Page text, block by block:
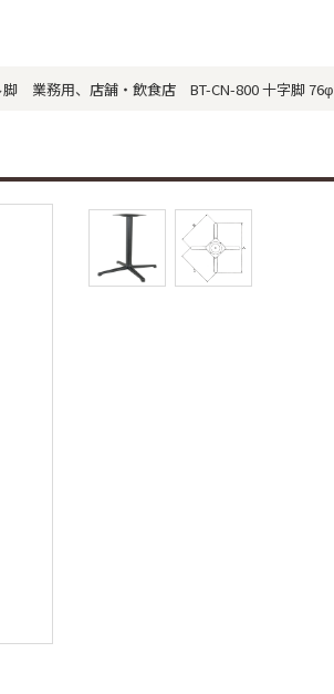
脚 業務用、店舗・飲食店 BT-CN-800 十字脚 76φ